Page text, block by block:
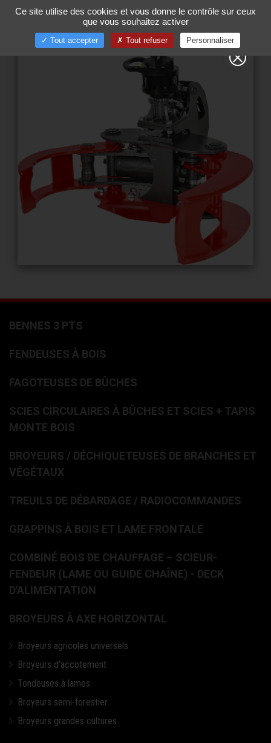
00
BENNES 3 PTS
FENDEUSES À BOIS
FAGOTEUSES DE BÛCHES
SCIES CIRCULAIRES À BÛCHES ET SCIES + TAPIS
MONTE BOIS
BROYEURS / DÉCHIQUETEUSES DE BRANCHES ET
VÉGÉTAUX
TREUILS DE DÉBARDAGE / RADIOCOMMANDES
GRAPPINS À BOIS ET LAME FRONTALE
COMBINÉ BOIS DE CHAUFFAGE – SCIEUR-
FENDEUR (LAME OU GUIDE CHAÎNE) - DECK
D'ALIMENTATION
BROYEURS À AXE HORIZONTAL
Broyeurs agricoles universels
Broyeurs d'accotement
Tondeuses à lames
Broyeurs semi-forestier
Broyeurs grandes cultures
Gestion de vos préférences sur les cookies
Ce site utilise des cookies et vous donne le contrôle sur ceux
que vous souhaitez activer
Tout accepter Tout refuser Personnaliser